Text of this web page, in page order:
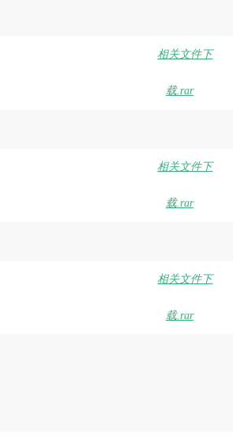
相关文件下
载.rar
相关文件下
载.rar
相关文件下
载.rar